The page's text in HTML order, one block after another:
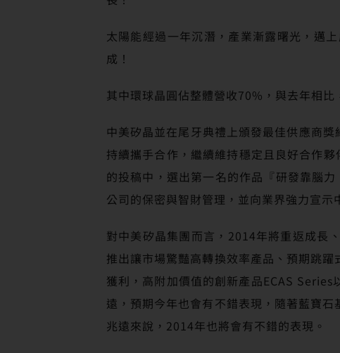
太陽能經過一年沉潛，產業漸露曙光，邁
成！
其中環球晶圓佔整體營收70%，與去年相
中美矽晶並在尾牙典禮上頒發最佳供應商
持續攜手合作，繼續維持穩定且良好合作
的投稿中，選出第一名的作品『研發靠腦
公司的保密與智財管理，並向業界強力宣
對中美矽晶集團而言，2014年將重返成長
推出讓市場驚豔高轉換效率產品、預期跳
獲利，高附加價值的創新產品ECAS
遠，預期今年也會有不錯表現，隨著藍寶
兆遠來說，2014年也將會有不錯的表現。